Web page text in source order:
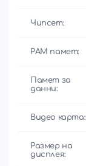
Чипсет:
РАМ памет:
Памет за
данни:
Видео карта:
Размер на
дисплея: